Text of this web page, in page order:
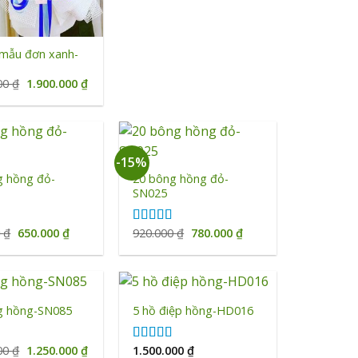
đơn xanh-
₫ Giá
là:
1.900.000 ₫Giá
hiện
tại
1.900.000 ₫.
hồng đỏ-
₫ Giá
là:
650.000 ₫Giá
hiện
tại
650.000 ₫.
-15%
+
20 bông hồng đỏ-
SN025
Được xếp
sao
920.000₫ Giá
là:
780.000 ₫Giá
hiện
tại
780.000 ₫.
hồng-SN085
₫ Giá
1.250.000 ₫Giá
+
5 hồ điệp hồng-HD016
Được xếp
1.500.000₫